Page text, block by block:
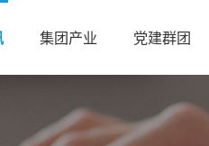
集团产业 党建群团